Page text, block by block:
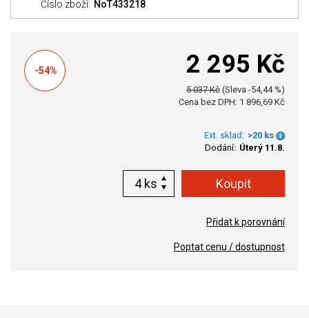
Číslo zboží: NoT433218
-54% 2 295 Kč
5 037 Kč (Sleva -54,44 %)
Cena bez DPH: 1 896,69 Kč
Ext. sklad: >20 ks
Dodání: Úterý 11.8.
ks
Přidat k porovnání
Poptat cenu / dostupnost